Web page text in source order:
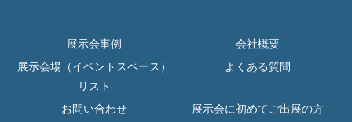
展示会事例
会社概要
展示会場（イベントスペース）
リスト
よくある質問
お問い合わせ 展示会に初めてご出展の方